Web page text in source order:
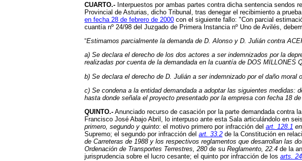
CUARTO.- Interpuestos por ambas partes contra dicha sentencia sendos
Provincial de Asturias, dicho Tribunal, tras denegar el recibimiento a
en fecha 28 de febrero de 2000 con el siguiente fallo: "Con parcial
cuantía nº 24/98 del Juzgado de Primera Instancia nº Uno de Avilés,
“Estimamos parcialmente la demanda de D. Alonso y D. Julián contra
a) Se declara el derecho de los dos actores a ser indemnizados por la
realizadas por cuenta de la demandada en la cuantía de DOS MILLONES
b) Se declara el derecho de D. Julián a ser indemnizado por el daño
c) Se condena a la entidad demandada a adoptar las siguientes medidas:
hasta donde señala el proyecto presentado por la empresa con fecha 18
QUINTO.- Anunciado recurso de casación por la parte demandada contra
Francisco José Abajo Abril, lo interpuso ante esta Sala articulándolo en
primero, segundo y quinto: el motivo primero por infracción del art. 128.1
Supremo; el segundo por infracción del art. 33.2 de la Constitución en
de Carreteras de 1988 y los respectivos reglamentos que desarrollan las
Ordenación de Transportes Terrestres, 280 de su Reglamento, 22.4 de la
jurisprudencia sobre el lucro cesante; el quinto por infracción de los arts.